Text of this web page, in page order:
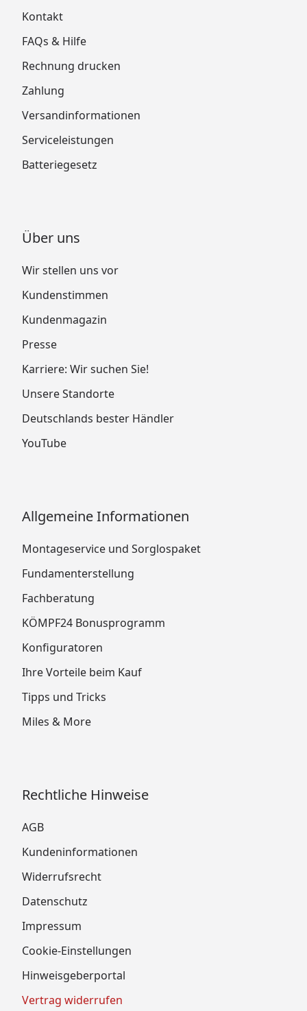
Kontakt
FAQs & Hilfe
Rechnung drucken
Zahlung
Versandinformationen
Serviceleistungen
Batteriegesetz
Über uns
Wir stellen uns vor
Kundenstimmen
Kundenmagazin
Presse
Karriere: Wir suchen Sie!
Unsere Standorte
Deutschlands bester Händler
YouTube
Allgemeine Informationen
Montageservice und Sorglospaket
Fundamenterstellung
Fachberatung
KÖMPF24 Bonusprogramm
Konfiguratoren
Ihre Vorteile beim Kauf
Tipps und Tricks
Miles & More
Rechtliche Hinweise
AGB
Kundeninformationen
Widerrufsrecht
Datenschutz
Impressum
Cookie-Einstellungen
Hinweisgeberportal
Vertrag widerrufen